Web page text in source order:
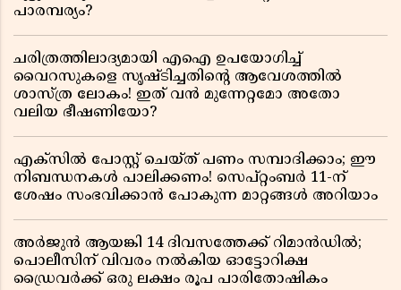
പാരമ്പര്യം?
ചരിത്രത്തിലാദ്യമായി എഐ ഉപയോഗിച്ച്
വൈറസുകളെ സൃഷ്ടിച്ചതിന്റെ ആവേശത്തിൽ
ശാസ്ത്ര ലോകം! ഇത് വൻ മുന്നേറ്റമോ അതോ
വലിയ ഭീഷണിയോ?
എക്സിൽ പോസ്റ്റ് ചെയ്ത് പണം സമ്പാദിക്കാം; ഈ
നിബന്ധനകൾ പാലിക്കണം! സെപ്റ്റംബർ 11-ന്
ശേഷം സംഭവിക്കാൻ പോകുന്ന മാറ്റങ്ങൾ അറിയാം
അർജുൻ ആയങ്കി 14 ദിവസത്തേക്ക് റിമാൻഡിൽ;
പൊലീസിന് വിവരം നൽകിയ ഓട്ടോറിക്ഷ
ഡ്രൈവർക്ക് ഒരു ലക്ഷം രൂപ പാരിതോഷികം